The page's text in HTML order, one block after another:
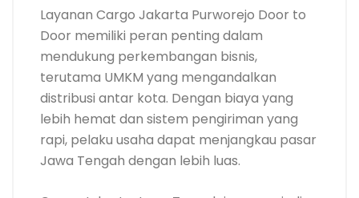
Layanan Cargo Jakarta Purworejo Door to
Door memiliki peran penting dalam
mendukung perkembangan bisnis,
terutama UMKM yang mengandalkan
distribusi antar kota. Dengan biaya yang
lebih hemat dan sistem pengiriman yang
rapi, pelaku usaha dapat menjangkau pasar
Jawa Tengah dengan lebih luas.